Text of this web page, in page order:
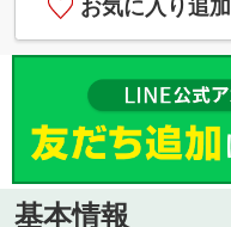
お気に入り追加
基本情報